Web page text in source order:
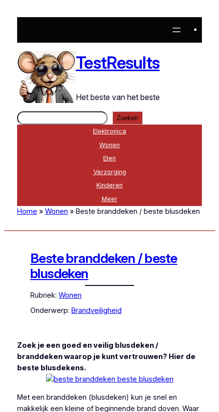
naar
inhoud
TestResults
Het beste van het beste
Zoeken
Zoeken
Elektronica
Wonen
Eten
Verzorging
Kinderen
Meer
Home » Wonen »Beste branddeken / beste blusdeken
Beste branddeken / beste
blusdeken
Rubriek: Wonen
Onderwerp: Brandveiligheid
Zoek je een goed en veilig blusdeken /
branddeken waarop je kunt vertrouwen? Hier de
beste blusdekens.
Met een branddeken (blusdeken) kun je snel en
makkelijk een kleine of beginnende brand doven. Waar